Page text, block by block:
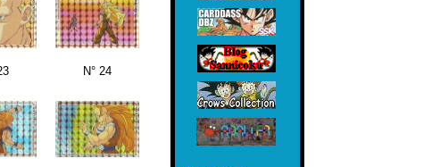
N° 24